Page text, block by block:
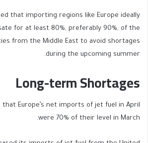
that importing regions like Europe ideally
for at least 80%, preferably 90%, of the
from the Middle East to avoid shortages
during the upcoming summer.
Long-term Shortages
that Europe’s net imports of jet fuel in April
were 70% of their level in March.